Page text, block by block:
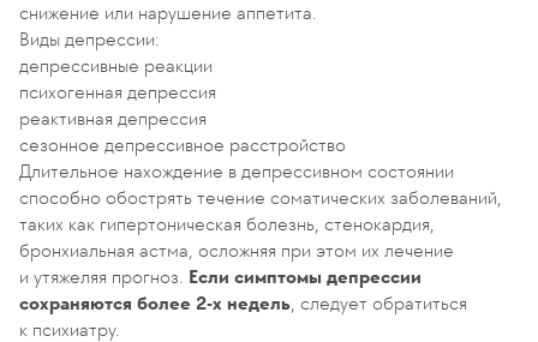
снижение или нарушение аппетита.
Виды депрессии:
депрессивные реакции
психогенная депрессия
реактивная депрессия
сезонное депрессивное расстройство
Длительное нахождение в депрессивном состоянии
способно обострять течение соматических заболеваний,
таких как гипертоническая болезнь, стенокардия,
бронхиальная астма, осложняя при этом их лечение
и утяжеляя прогноз. Если симптомы депрессии
сохраняются более 2-х недель, следует обратиться
к психиатру.